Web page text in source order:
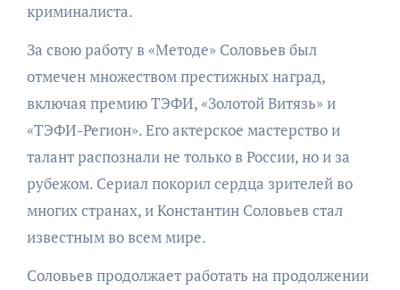
криминалиста.
За свою работу в «Методе» Соловьев был
отмечен множеством престижных наград,
включая премию ТЭФИ, «Золотой Витязь» и
«ТЭФИ-Регион». Его актерское мастерство и
талант распознали не только в России, но и за
рубежом. Сериал покорил сердца зрителей во
многих странах, и Константин Соловьев стал
известным во всем мире.
Соловьев продолжает работать на продолжении